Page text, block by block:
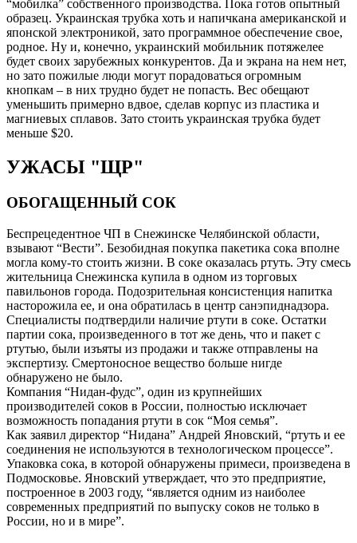
“мобилка” собственного производства. Пока готов опытный
образец. Украинская трубка хоть и напичкана американской и
японской электроникой, зато программное обеспечение свое,
родное. Ну и, конечно, украинский мобильник потяжелее
будет своих зарубежных конкурентов. Да и экрана на нем нет,
но зато пожилые люди могут порадоваться огромным
кнопкам – в них трудно будет не попасть. Вес обещают
уменьшить примерно вдвое, сделав корпус из пластика и
магниевых сплавов. Зато стоить украинская трубка будет
меньше $20.
УЖАСЫ "ЩР"
ОБОГАЩЕННЫЙ СОК
Беспрецедентное ЧП в Снежинске Челябинской области,
взывают “Вести”. Безобидная покупка пакетика сока вполне
могла кому-то стоить жизни. В соке оказалась ртуть. Эту смесь
жительница Снежинска купила в одном из торговых
павильонов города. Подозрительная консистенция напитка
насторожила ее, и она обратилась в центр санэпиднадзора.
Специалисты подтвердили наличие ртути в соке. Остатки
партии сока, произведенного в тот же день, что и пакет с
ртутью, были изъяты из продажи и также отправлены на
экспертизу. Смертоносное вещество больше нигде
обнаружено не было.
Компания “Нидан-фудс”, один из крупнейших
производителей соков в России, полностью исключает
возможность попадания ртути в сок “Моя семья”.
Как заявил директор “Нидана” Андрей Яновский, “ртуть и ее
соединения не используются в технологическом процессе”.
Упаковка сока, в которой обнаружены примеси, произведена в
Подмосковье. Яновский утверждает, что это предприятие,
построенное в 2003 году, “является одним из наиболее
современных предприятий по выпуску соков не только в
России, но и в мире”.